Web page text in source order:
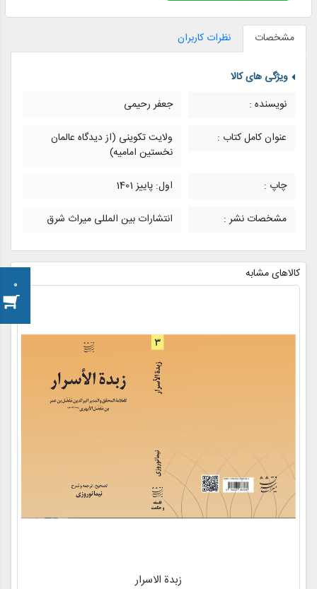
0
مشخصات نظرات کاربران
ویژگی های کالا
نویسنده :
جعفر رحیمی
عنوان کامل کتاب :
ولایت تکوینی (از دیدگاه عالمان
نخستین امامیه)
چاپ :
اول: پاییز 1401
مشخصات نشر :
انتشارات بین المللی میراث شرق
کالاهای مشابه
زبدة الاسرار